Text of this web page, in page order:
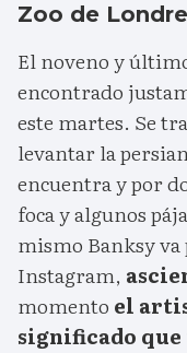
Zoo de
El noveno y
encontrado
este martes. Se
levantar la
encuentra y por
foca y algunos
mismo Banksy
Instagram,
momento el
significado